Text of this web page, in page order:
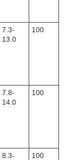
7.3-
13.0
100
7.8-
14.0
100
8.3-
100